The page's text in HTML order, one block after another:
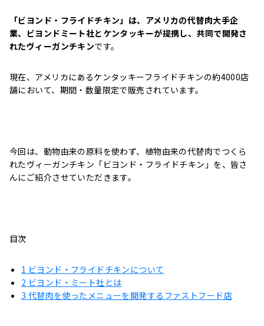
「ビヨンド・フライドチキン」は、アメリカの代替肉大手企
業、ビヨンドミート社とケンタッキーが提携し、共同で開発さ
れたヴィーガンチキンです。
現在、アメリカにあるケンタッキーフライドチキンの約4000店
舗において、期間・数量限定で販売されています。
今回は、動物由来の原料を使わず、植物由来の代替肉でつくら
れたヴィーガンチキン「ビヨンド・フライドチキン」を、皆さ
んにご紹介させていただきます。
目次
1 ビヨンド・フライドチキンについて
2 ビヨンド・ミート社とは
3 代替肉を使ったメニューを開発するファストフード店